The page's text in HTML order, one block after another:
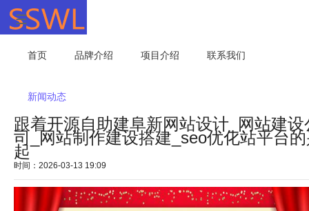
首页 品牌介绍 项目介绍 联系我们
新闻动态
跟着开源自助建阜新网站设计_网站建设
司_网站制作建设搭建_seo优化站平台
起
时间：2026-03-13 19:09